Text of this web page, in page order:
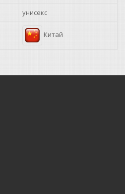
унисекс
Китай